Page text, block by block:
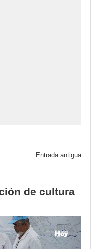
Entrada antigua
de cultura